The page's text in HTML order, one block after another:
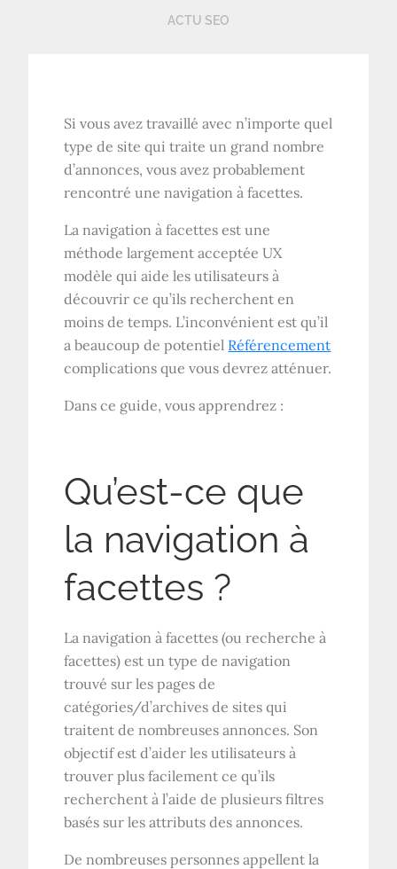
ACTU SEO
Si vous avez travaillé avec n’importe quel
type de site qui traite un grand nombre
d’annonces, vous avez probablement
rencontré une navigation à facettes.
La navigation à facettes est une
méthode largement acceptéeUX
modèle qui aide les utilisateurs à
découvrir ce qu’ils recherchent en
moins de temps. L’inconvénient est qu’il
a beaucoup de potentiel Référencement
complications que vous devrez atténuer.
Dans ce guide, vous apprendrez :
Qu’est-ce que
la navigation à
facettes ?
La navigation à facettes (ou recherche à
facettes) est un type de navigation
trouvé sur les pages de
catégories/d’archives de sites qui
traitent de nombreuses annonces. Son
objectif est d’aider les utilisateurs à
trouver plus facilement ce qu’ils
recherchent à l’aide de plusieurs filtres
basés sur les attributs des annonces.
De nombreuses personnes appellent la